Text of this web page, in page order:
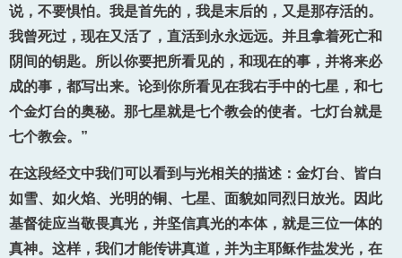
说，不要惧怕。我是首先的，我是末后的，又是那存活的。
我曾死过，现在又活了，直活到永永远远。并且拿着死亡和
阴间的钥匙。所以你要把所看见的，和现在的事，并将来必
成的事，都写出来。论到你所看见在我右手中的七星，和七
个金灯台的奥秘。那七星就是七个教会的使者。七灯台就是
七个教会。”
在这段经文中我们可以看到与光相关的描述：金灯台、皆白
如雪、如火焰、光明的铜、七星、面貌如同烈日放光。因此
基督徒应当敬畏真光，并坚信真光的本体，就是三位一体的
真神。这样，我们才能传讲真道，并为主耶稣作盐发光，在